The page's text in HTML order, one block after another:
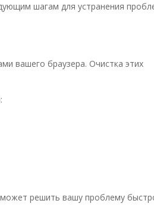
шагам для устранения
вашего браузера. Очистка этих
может решить вашу проблему